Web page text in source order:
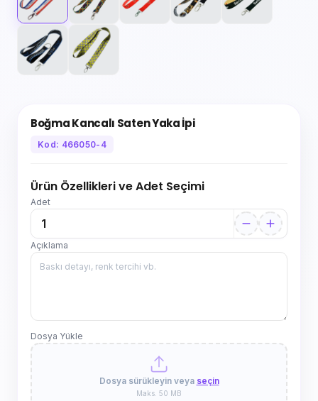
Boğma Kancalı Saten Yaka İpi
Kod: 466050-4
Ürün Özellikleri ve Adet Seçimi
Adet
Açıklama
Dosya Yükle
Dosya sürükleyin veya seçin
Maks. 50 MB